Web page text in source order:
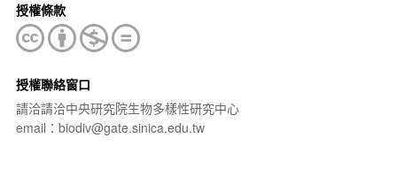
授權條款
授權聯絡窗口
請洽請洽中央研究院生物多樣性研究中心
email：biodiv@gate.sinica.edu.tw